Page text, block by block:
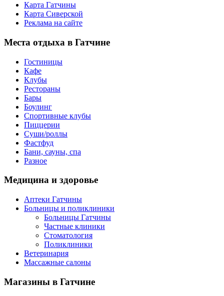
Карта Гатчины
Карта Сиверской
Реклама на сайте
Места отдыха в Гатчине
Гостиницы
Кафе
Клубы
Рестораны
Бары
Боулинг
Спортивные клубы
Пиццерии
Суши/роллы
Фастфуд
Бани, сауны, спа
Разное
Медицина и здоровье
Аптеки Гатчины
Больницы и поликлиники
Больницы Гатчины
Частные клиники
Стоматология
Поликлиники
Ветеринария
Массажные салоны
Магазины в Гатчине